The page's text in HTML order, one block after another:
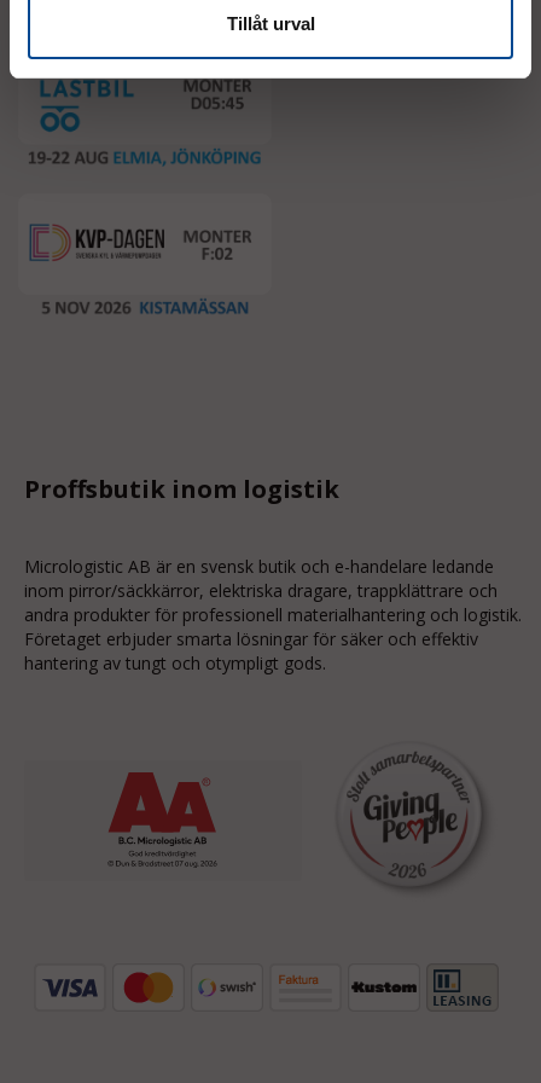
Tillåt urval
Proffsbutik inom logistik
Micrologistic AB är en svensk butik och e-handelare ledande
inom pirror/säckkärror, elektriska dragare, trappklättrare och
andra produkter för professionell materialhantering och logistik.
Företaget erbjuder smarta lösningar för säker och effektiv
hantering av tungt och otympligt gods.